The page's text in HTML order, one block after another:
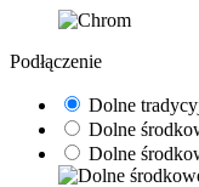
Podłączenie
Dolne
Dolne
Dolne